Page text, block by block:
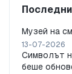
Музей на
13-07-2026
Символът
беше